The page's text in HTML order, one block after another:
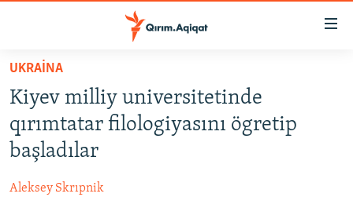
Esas
qaytmaq
Baş
navigatsiyağa
qaytmaq
Qıdıruvğa
qaytmaq
SİYASET
İQTİSADİYAT
MEDENİYET
UKRAİNA
Kiyev milliy universitetinde
qırımtatar filologiyasını ögretip
başladılar
Aleksey Skrıpnik